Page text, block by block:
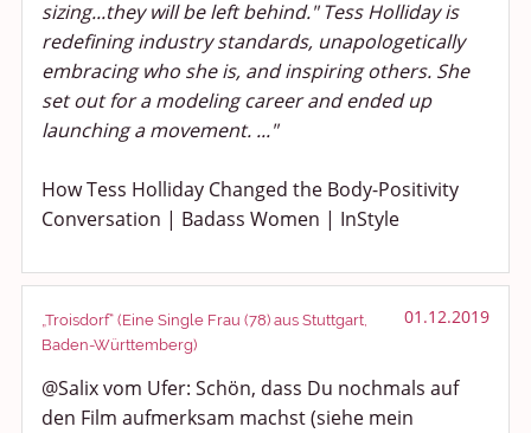
sizing...they will be left behind." Tess Holliday is
redefining industry standards, unapologetically
embracing who she is, and inspiring others. She
set out for a modeling career and ended up
launching a movement. ..."
How Tess Holliday Changed the Body-Positivity
Conversation | Badass Women | InStyle
„Troisdorf“ (Eine Single Frau (78) aus Stuttgart,
Baden-Württemberg)
01.12.2019
@Salix vom Ufer: Schön, dass Du nochmals auf
den Film aufmerksam machst (siehe mein